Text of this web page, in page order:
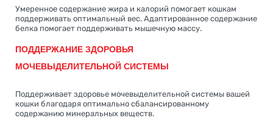
Умеренное содержание жира и калорий помогает кошкам
поддерживать оптимальный вес. Адаптированное содержание
белка помогает поддерживать мышечную массу.
ПОДДЕРЖАНИЕ ЗДОРОВЬЯ
МОЧЕВЫДЕЛИТЕЛЬНОЙ СИСТЕМЫ
Поддерживает здоровье мочевыделительной системы вашей
кошки благодаря оптимально сбалансированному
содержанию минеральных веществ.